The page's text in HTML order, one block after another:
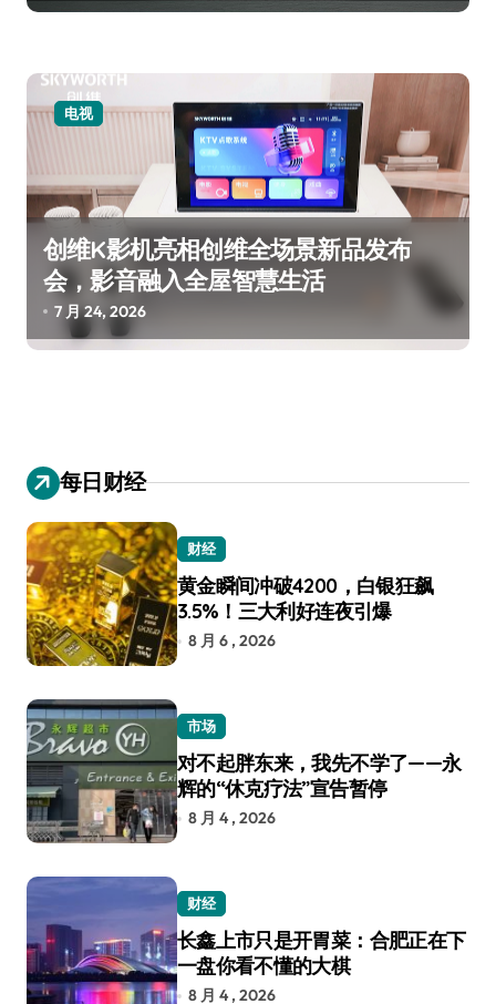
电视
创维K影机亮相创维全场景新品发布
会，影音融入全屋智慧生活
7 月 24, 2026
每日财经
财经
黄金瞬间冲破4200，白银狂飙
3.5%！三大利好连夜引爆
8 月 6 , 2026
市场
对不起胖东来，我先不学了——永
辉的“休克疗法”宣告暂停
8 月 4 , 2026
财经
长鑫上市只是开胃菜：合肥正在下
一盘你看不懂的大棋
8 月 4 , 2026